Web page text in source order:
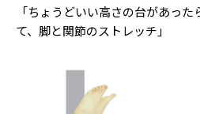
「ちょうどいい高さの台があっ
て、脚と関節のストレッチ」